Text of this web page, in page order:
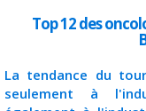
Top 12 des
La tendance du
seulement à